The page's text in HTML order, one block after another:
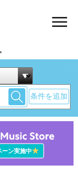
条件を追加
ーン実施中★